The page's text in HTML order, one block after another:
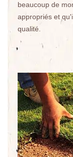
beaucoup de
appropriés et
qualité.